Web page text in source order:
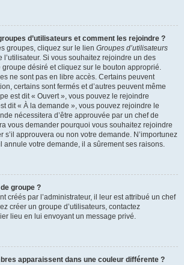
d’utilisateurs et comment les rejoindre ?
groupes, cliquez sur le lien Groupes d’utilisateurs
Si vous souhaitez rejoindre un des
désiré et cliquez sur le bouton approprié.
ne sont pas en libre accès. Certains peuvent
certains sont fermés et d’autres peuvent même
est dit « Ouvert », vous pouvez le rejoindre
dit « À la demande », vous pouvez rejoindre le
nécessitera d’être approuvée par un chef de
vous demander pourquoi vous souhaitez rejoindre
s’il approuvera ou non votre demande. N’importunez
annule votre demande, il a sûrement ses raisons.
groupe ?
créés par l’administrateur, il leur est attribué un chef
créer un groupe d’utilisateurs, contactez
lieu en lui envoyant un message privé.
apparaissent dans une couleur différente ?